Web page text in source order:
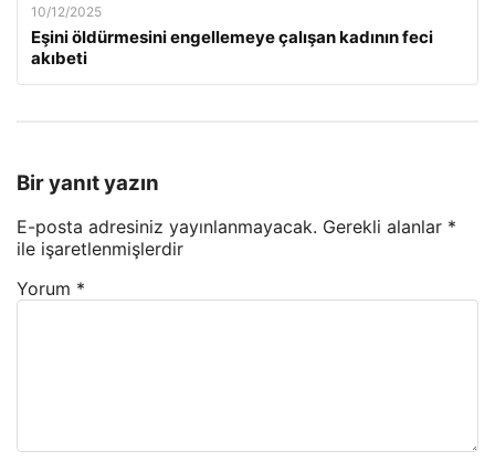
10/12/2025
Eşini öldürmesini engellemeye çalışan kadının feci
akıbeti
Bir yanıt yazın
E-posta adresiniz yayınlanmayacak. Gerekli alanlar *
ile işaretlenmişlerdir
Yorum *